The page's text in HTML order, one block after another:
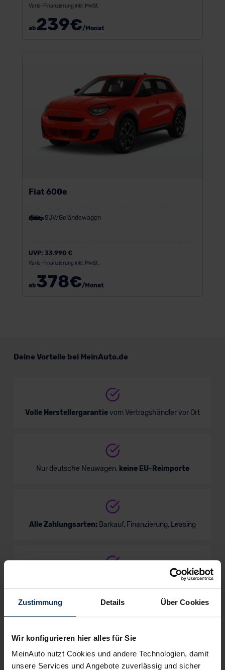
Zustimmung Details Über Cookies
Wir konfigurieren hier alles für Sie
MeinAuto nutzt Cookies und andere Technologien, damit
unsere Services und Angebote zuverlässig und sicher
Vario-Finanzierung inkl. MwSt.
ab239€/Monat
Fiat 600e
SUV/Geländewagen
UVP: 33.990 €
Vario-Finanzierung inkl. MwSt.
ab378€/Monat
Deine Vorteile bei MeinAuto.de
Volle Herstellergarantievom Vertragshändler vor Ort
Nur deutsche Neuwagen, keine EU-Reimporte
Alle Zahlungsarten: Barkauf, Finanzierung, Leasing
Unser Service ist für dich 100%
kostenfrei
Wir sind stolz auf eine hohe
Kundenzufriedenheit!